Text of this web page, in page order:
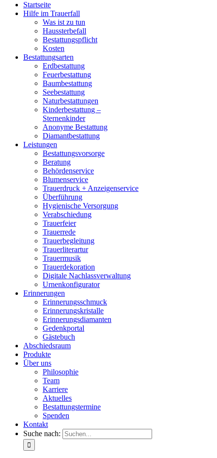
Startseite
Hilfe im Trauerfall
Was ist zu tun
Haussterbefall
Bestattungspflicht
Kosten
Bestattungsarten
Erdbestattung
Feuerbestattung
Baumbestattung
Seebestattung
Naturbestattungen
Kinderbestattung –
Sternenkinder
Anonyme Bestattung
Diamantbestattung
Leistungen
Bestattungsvorsorge
Beratung
Behördenservice
Blumenservice
Trauerdruck + Anzeigenservice
Überführung
Hygienische Versorgung
Verabschiedung
Trauerfeier
Trauerrede
Trauerbegleitung
Trauerliterartur
Trauermusik
Trauerdekoration
Digitale Nachlassverwaltung
Urnenkonfigurator
Erinnerungen
Erinnerungsschmuck
Erinnerungskristalle
Erinnerungsdiamanten
Gedenkportal
Gästebuch
Abschiedsraum
Produkte
Über uns
Philosophie
Team
Karriere
Aktuelles
Bestattungstermine
Spenden
Kontakt
Suche nach: